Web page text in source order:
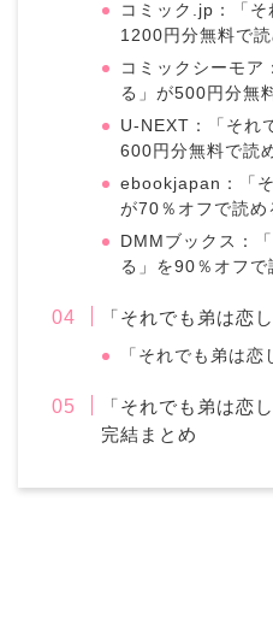
コミック.jp：「
1200円分無料で読
コミックシーモア
る」が500円分無
U-NEXT：「それ
600円分無料で読
ebookjapan：「
が70％オフで読め
DMMブックス：
る」を90％オフで
「それでも弟は恋
「それでも弟は
「それでも弟は恋
完結まとめ